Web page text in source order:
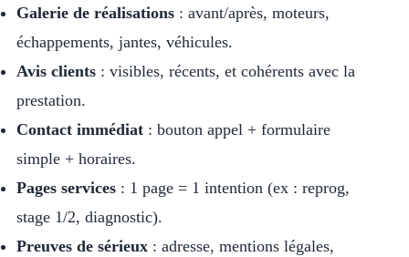
Galerie de réalisations : avant/après, moteurs,
échappements, jantes, véhicules.
Avis clients : visibles, récents, et cohérents avec la
prestation.
Contact immédiat : bouton appel + formulaire
simple + horaires.
Pages services : 1 page = 1 intention (ex : reprog,
stage 1/2, diagnostic).
Preuves de sérieux : adresse, mentions légales,